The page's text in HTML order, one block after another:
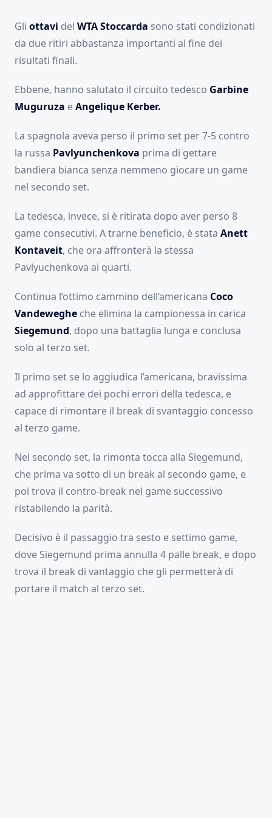
Gli ottavi del WTA Stoccarda sono stati condizionati
da due ritiri abbastanza importanti al fine dei
risultati finali.
Ebbene, hanno salutato il circuito tedesco Garbine
Muguruza eAngelique Kerber.
La spagnola aveva perso il primo set per 7-5 contro
la russa Pavlyunchenkova prima di gettare
bandiera bianca senza nemmeno giocare un game
nel secondo set.
La tedesca, invece, si è ritirata dopo aver perso 8
game consecutivi. A trarne beneficio, è stata Anett
Kontaveit, che ora affronterà la stessa
Pavlyuchenkova ai quarti.
Continua l’ottimo cammino dell’americana Coco
Vandeweghe che elimina la campionessa in carica
Siegemund, dopo una battaglia lunga e conclusa
solo al terzo set.
Il primo set se lo aggiudica l’americana, bravissima
ad approfittare dei pochi errori della tedesca, e
capace di rimontare il break di svantaggio concesso
al terzo game.
Nel secondo set, la rimonta tocca alla Siegemund,
che prima va sotto di un break al secondo game, e
poi trova il contro-break nel game successivo
ristabilendo la parità.
Decisivo è il passaggio tra sesto e settimo game,
dove Siegemund prima annulla 4 palle break, e dopo
trova il break di vantaggio che gli permetterà di
portare il match al terzo set.